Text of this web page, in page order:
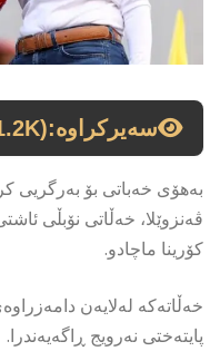
سەیرکراوە:(1.2K)
بەھۆی خەباتی بۆ بەرگریی
کۆرینا ماچادو.
خەڵاتەکە لەلایەن
پایتەختی نەرویج ڕاگەیەندرا.